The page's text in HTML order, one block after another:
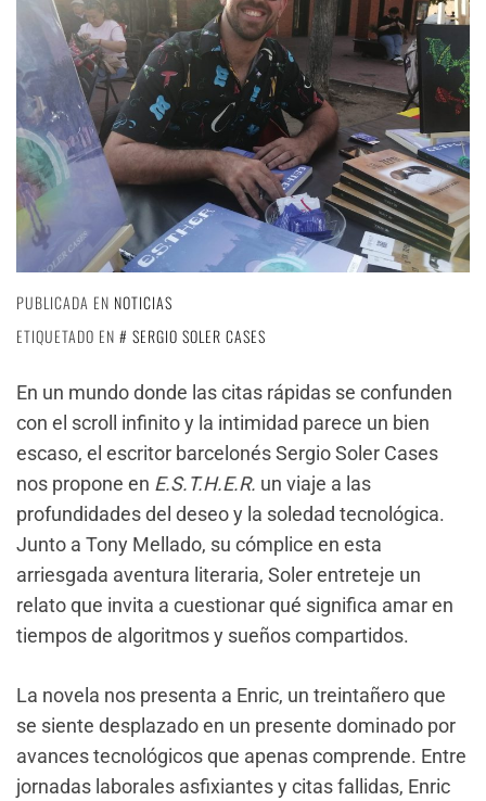
PUBLICADA EN NOTICIAS
ETIQUETADO EN
SERGIO SOLER CASES
En un mundo donde las citas rápidas se confunden
con el scroll infinito y la intimidad parece un bien
escaso, el escritor barcelonés Sergio Soler Cases
nos propone en E.S.T.H.E.R. un viaje a las
profundidades del deseo y la soledad tecnológica.
Junto a Tony Mellado, su cómplice en esta
arriesgada aventura literaria, Soler entreteje un
relato que invita a cuestionar qué significa amar en
tiempos de algoritmos y sueños compartidos.
La novela nos presenta a Enric, un treintañero que
se siente desplazado en un presente dominado por
avances tecnológicos que apenas comprende. Entre
jornadas laborales asfixiantes y citas fallidas, Enric